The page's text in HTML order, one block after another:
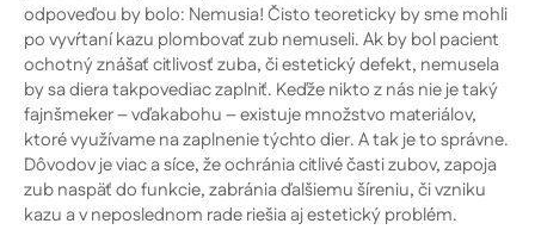
odpoveďou by bolo: Nemusia! Čisto teoreticky by sme mohli
po vyvŕtaní kazu plombovať zub nemuseli. Ak by bol pacient
ochotný znášať citlivosť zuba, či estetický defekt, nemusela
by sa diera takpovediac zaplniť. Keďže nikto z nás nie je taký
fajnšmeker – vďakabohu – existuje množstvo materiálov,
ktoré využívame na zaplnenie týchto dier. A tak je to správne.
Dôvodov je viac a síce, že ochránia citlivé časti zubov, zapoja
zub naspäť do funkcie, zabránia ďalšiemu šíreniu, či vzniku
kazu a v neposlednom rade riešia aj estetický problém.